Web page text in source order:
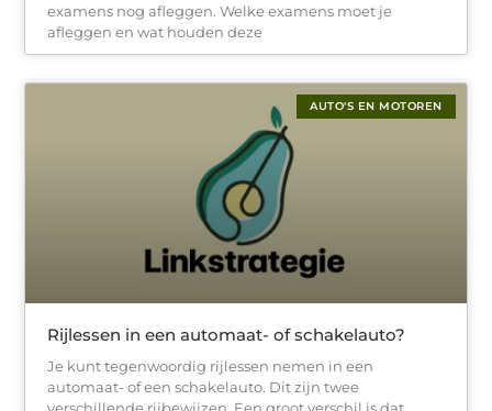
examens nog afleggen. Welke examens moet je
afleggen en wat houden deze
AUTO'S EN MOTOREN
Rijlessen in een automaat- of schakelauto?
Je kunt tegenwoordig rijlessen nemen in een
automaat- of een schakelauto. Dit zijn twee